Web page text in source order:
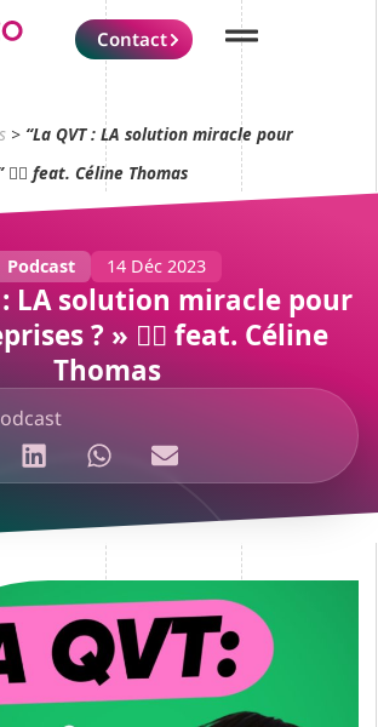
Contact
> “La QVT : LA solution miracle pour
feat. Céline Thomas
Podcast 14 Déc 2023
: LA solution miracle pour
? » 🧘‍♂️ feat. Céline
Thomas